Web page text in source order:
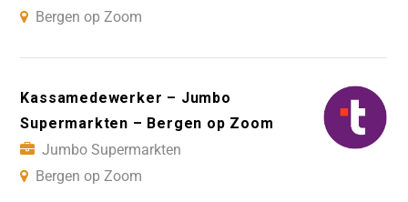
Bergen op Zoom
Kassamedewerker – Jumbo
Supermarkten – Bergen op Zoom
Jumbo Supermarkten
Bergen op Zoom